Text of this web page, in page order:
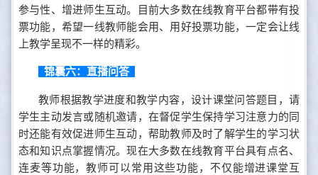
参与性、增进师生互动。目前大多数在线教育平台都带有投
票功能，希望一线教师能会用、用好投票功能，一定会让线
上教学呈现不一样的精彩。
锦囊六：直播问答
教师根据教学进度和教学内容，设计课堂问答题目，请
学生主动发言或随机邀请，在督促学生保持学习注意力的同
时还能有效促进师生互动，帮助教师及时了解学生的学习状
态和知识点掌握情况。现在大多数在线教育平台具有点名、
连麦等功能，教师可以常用这些功能，不仅能增进课堂互